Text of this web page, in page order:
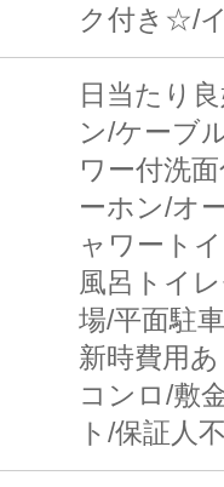
ク付き☆/
日当たり
ン/ケーブ
ワー付洗
ーホン/オ
ャワート
風呂トイ
場/平面駐
新時費用
コンロ/敷
ト/保証人